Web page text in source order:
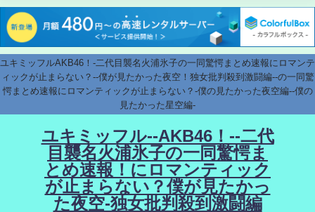
ユキミッフルAKB46！-二代目襲名火浦氷子の一同驚愕まとめ速報にロマンテ
ィックが止まらない？--僕が見たかった夜空！独女批判殺到激闘編--の一同驚
愕まとめ速報にロマンティックが止まらない？-僕の見たかった夜空編--僕の
見たかった星空編-
ユキミッフル--AKB46！--二代
目襲名火浦氷子の一同驚愕ま
とめ速報！にロマンティック
が止まらない？僕が見たかっ
た夜空-独女批判殺到激闘編